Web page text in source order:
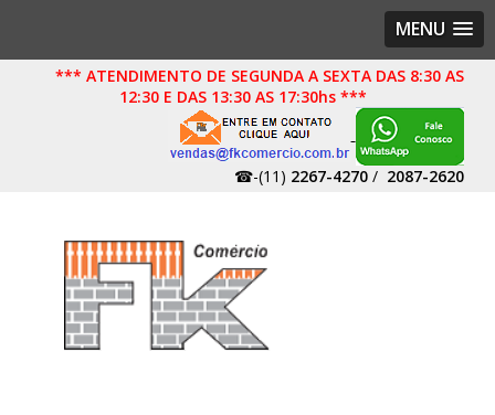
MENU
*** ATENDIMENTO DE SEGUNDA A SEXTA DAS 8:30 AS
12:30 E DAS 13:30 AS 17:30hs ***
☎-(11) 2267-4270/ 2087-2620